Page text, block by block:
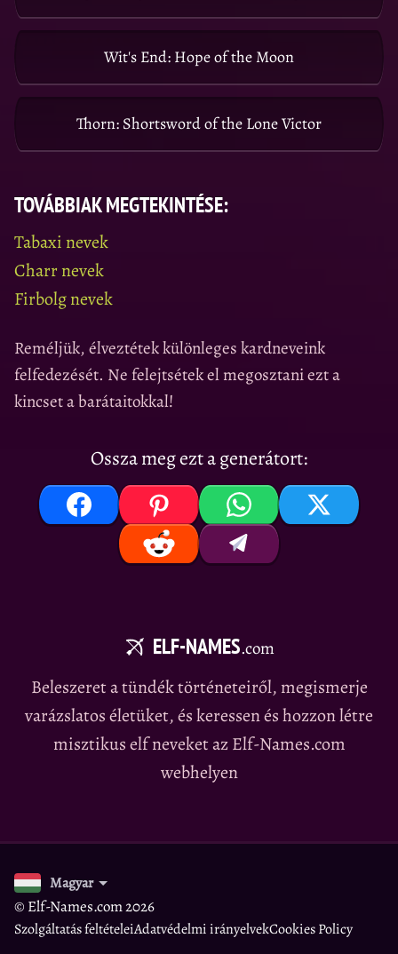
Wit's End: Hope of the Moon
Thorn: Shortsword of the Lone Victor
TOVÁBBIAK MEGTEKINTÉSE:
Tabaxi nevek
Charr nevek
Firbolg nevek
Reméljük, élveztétek különleges kardneveink
felfedezését. Ne felejtsétek el megosztani ezt a
kincset a barátaitokkal!
Ossza meg ezt a generátort:
ELF-NAMES.com
Beleszeret a tündék történeteiről, megismerje
varázslatos életüket, és keressen és hozzon létre
misztikus elf neveket az Elf-Names.com
webhelyen
Magyar
© Elf-Names.com 2026
Szolgáltatás feltételeiAdatvédelmi irányelvekCookies Policy